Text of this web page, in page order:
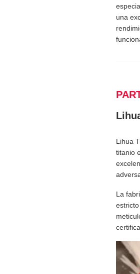
una
Lihua
titanio
La